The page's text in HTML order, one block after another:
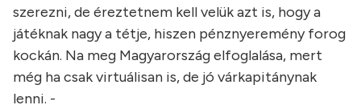
szerezni, de éreztetnem kell velük azt is, hogy a
játéknak nagy a tétje, hiszen pénznyeremény forog
kockán. Na meg Magyarország elfoglalása, mert
még ha csak virtuálisan is, de jó várkapitánynak
lenni. -